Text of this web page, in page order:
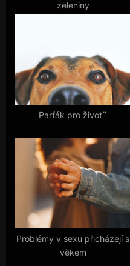
zeleniny
Parťák pro život¨
Problémy v sexu přicházejí s
věkem